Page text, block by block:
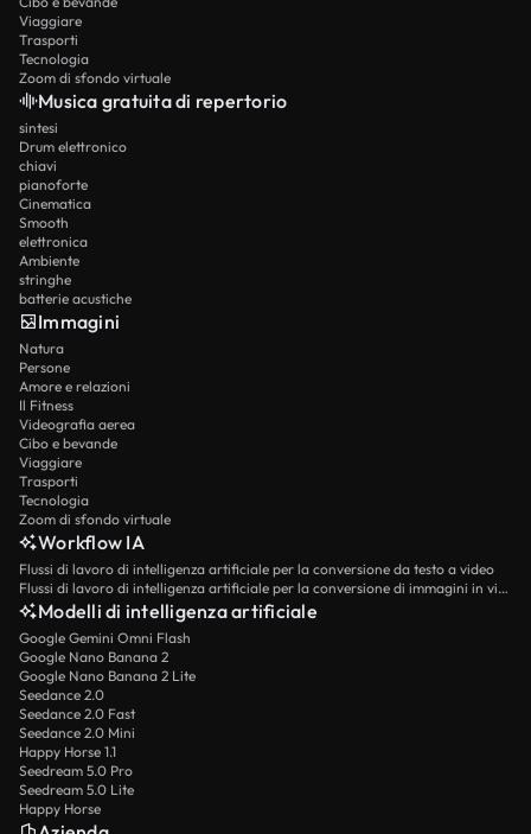
Viaggiare
Trasporti
Tecnologia
Zoom di sfondo virtuale
Musica gratuita di repertorio
sintesi
Drum elettronico
chiavi
pianoforte
Cinematica
Smooth
elettronica
Ambiente
stringhe
batterie acustiche
Immagini
Natura
Persone
Amore e relazioni
Il Fitness
Videografia aerea
Cibo e bevande
Viaggiare
Trasporti
Tecnologia
Zoom di sfondo virtuale
Workflow IA
Flussi di lavoro di intelligenza artificiale per la conversione da testo a video
Flussi di lavoro di intelligenza artificiale per la conversione di immagini in video
Modelli di intelligenza artificiale
Google Gemini Omni Flash
Google Nano Banana 2
Google Nano Banana 2 Lite
Seedance 2.0
Seedance 2.0 Fast
Seedance 2.0 Mini
Happy Horse 1.1
Seedream 5.0 Pro
Seedream 5.0 Lite
Happy Horse